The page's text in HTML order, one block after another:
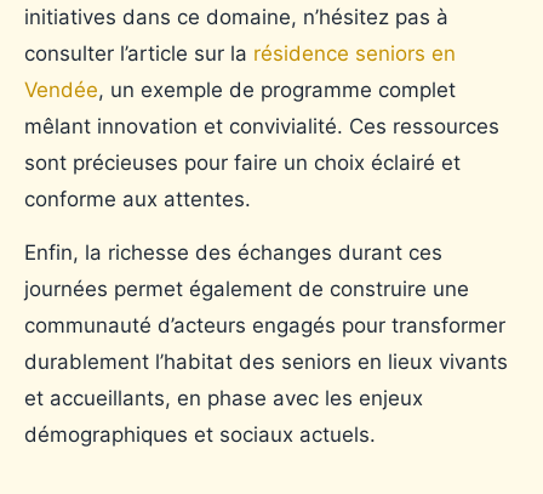
initiatives dans ce domaine, n’hésitez pas à
consulter l’article sur la résidence seniors en
Vendée, un exemple de programme complet
mêlant innovation et convivialité. Ces ressources
sont précieuses pour faire un choix éclairé et
conforme aux attentes.
Enfin, la richesse des échanges durant ces
journées permet également de construire une
communauté d’acteurs engagés pour transformer
durablement l’habitat des seniors en lieux vivants
et accueillants, en phase avec les enjeux
démographiques et sociaux actuels.